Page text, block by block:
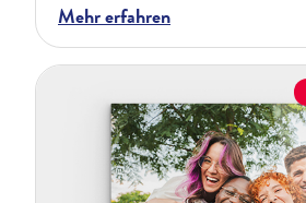
Mehr erfahren